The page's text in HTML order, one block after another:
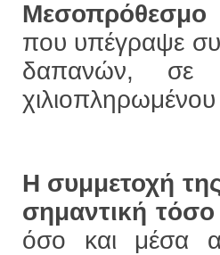
Μεσοπρόθεσμο
που υπέγραψε
δαπανών, σε
Η συμμετοχή
σημαντική
όσο και μέσα